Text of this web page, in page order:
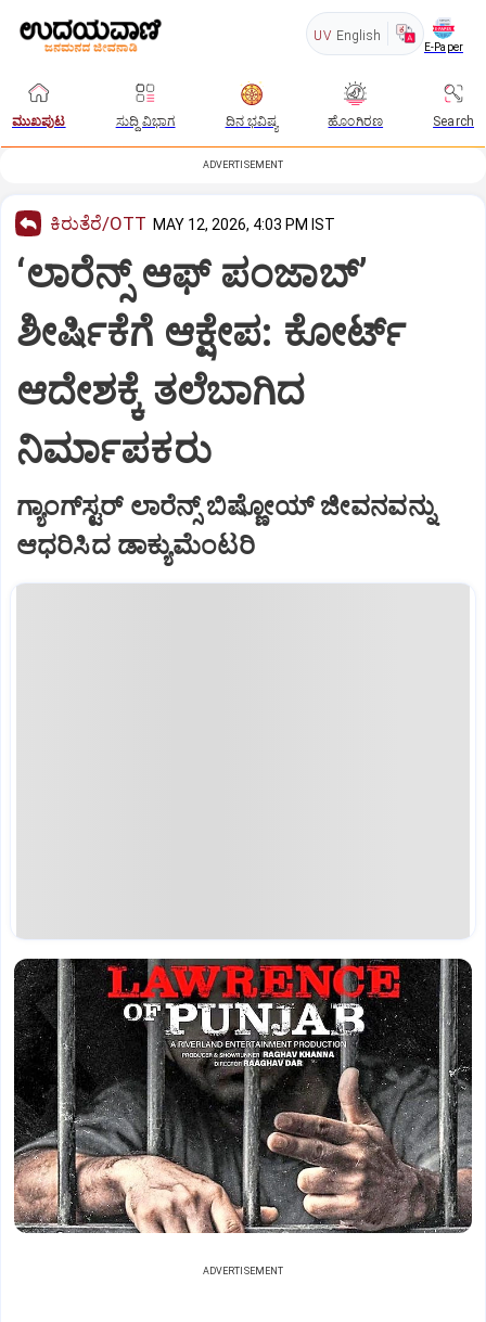
UV English
E-Paper
ಮುಖಪುಟ ಸುದ್ದಿ ವಿಭಾಗ ದಿನ ಭವಿಷ್ಯ ಹೊಂಗಿರಣ Search
ADVERTISEMENT
ಕಿರುತೆರೆ/OTT MAY 12, 2026, 4:03 PM IST
‘ಲಾರೆನ್ಸ್ ಆಫ್ ಪಂಜಾಬ್’
ಶೀರ್ಷಿಕೆಗೆ ಆಕ್ಷೇಪ: ಕೋರ್ಟ್‌
ಆದೇಶಕ್ಕೆ ತಲೆಬಾಗಿದ
ನಿರ್ಮಾಪಕರು
ಗ್ಯಾಂಗ್‌ಸ್ಟರ್ ಲಾರೆನ್ಸ್ ಬಿಷ್ಣೋಯ್ ಜೀವನವನ್ನು
ಆಧರಿಸಿದ ಡಾಕ್ಯುಮೆಂಟರಿ
ADVERTISEMENT